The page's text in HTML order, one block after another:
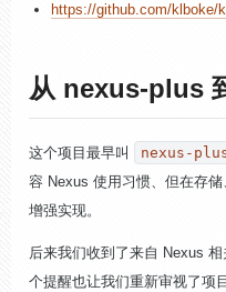
https://github.com/klboke/
从 nexus-plus
这个项目最早叫 nexus-
容 Nexus 使用习惯、但在存
增强实现。
后来我们收到了来自 Nexus
个提醒也让我们重新审视了项